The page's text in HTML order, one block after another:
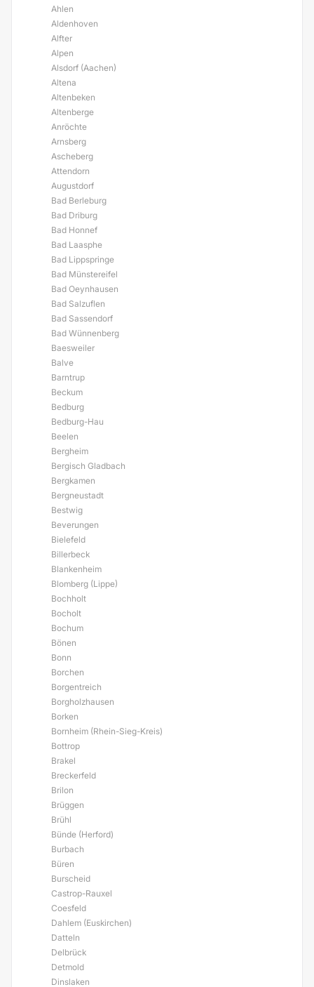
Ahlen
Aldenhoven
Alfter
Alpen
Alsdorf (Aachen)
Altena
Altenbeken
Altenberge
Anröchte
Arnsberg
Ascheberg
Attendorn
Augustdorf
Bad Berleburg
Bad Driburg
Bad Honnef
Bad Laasphe
Bad Lippspringe
Bad Münstereifel
Bad Oeynhausen
Bad Salzuflen
Bad Sassendorf
Bad Wünnenberg
Baesweiler
Balve
Barntrup
Beckum
Bedburg
Bedburg-Hau
Beelen
Bergheim
Bergisch Gladbach
Bergkamen
Bergneustadt
Bestwig
Beverungen
Bielefeld
Billerbeck
Blankenheim
Blomberg (Lippe)
Bochholt
Bocholt
Bochum
Bönen
Bonn
Borchen
Borgentreich
Borgholzhausen
Borken
Bornheim (Rhein-Sieg-Kreis)
Bottrop
Brakel
Breckerfeld
Brilon
Brüggen
Brühl
Bünde (Herford)
Burbach
Büren
Burscheid
Castrop-Rauxel
Coesfeld
Dahlem (Euskirchen)
Datteln
Delbrück
Detmold
Dinslaken